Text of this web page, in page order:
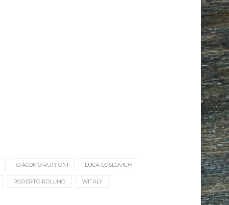
GIACOMO RUFFONI LUCA COSLOVICH
ROBERTO ROLLINO WITALY